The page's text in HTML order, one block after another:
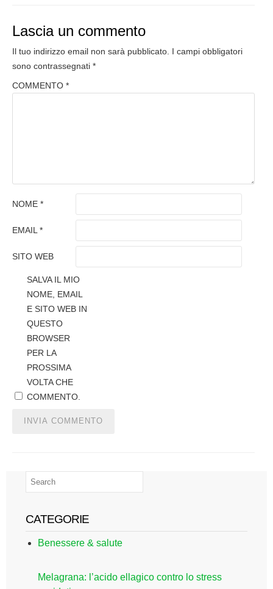
Lascia un commento
Il tuo indirizzo email non sarà pubblicato. I campi obbligatori
sono contrassegnati *
COMMENTO *
NOME *
EMAIL *
SITO WEB
SALVA IL MIO
NOME, EMAIL
E SITO WEB IN
QUESTO
BROWSER
PER LA
PROSSIMA
VOLTA CHE
COMMENTO.
CATEGORIE
Benessere & salute
Melagrana: l’acido ellagico contro lo stress